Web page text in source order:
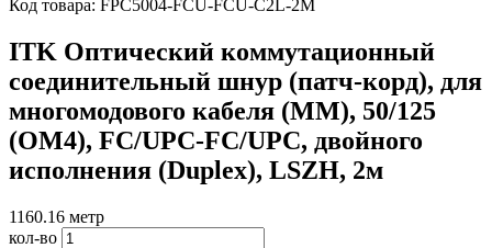
Код товара: FPC5004-FCU-FCU-C2L-2M
ITK Оптический коммутационный
соединительный шнур (патч-корд), для
многомодового кабеля (MM), 50/125
(OM4), FC/UPC-FC/UPC, двойного
исполнения (Duplex), LSZH, 2м
1160.16 метр
кол-во